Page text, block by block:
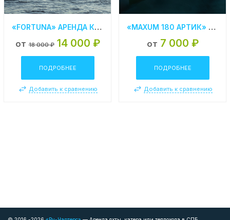
«FORTUNA» АРЕНДА КАТЕРА В СПБ
от 18 000 ₽ 14 000 ₽
ПОДРОБНЕЕ
Добавить к сравнению
«MAXUM 180 АРТИК» АРЕНДА КАТЕРА В СПБ
от 7 000 ₽
ПОДРОБНЕЕ
Добавить к сравнению